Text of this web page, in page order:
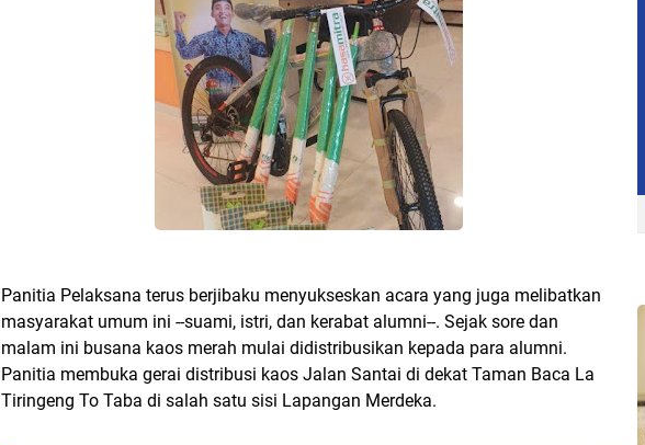
Panitia Pelaksana terus berjibaku menyukseskan acara yang juga melibatkan
masyarakat umum ini --suami, istri, dan kerabat alumni--. Sejak sore dan
malam ini busana kaos merah mulai didistribusikan kepada para alumni.
Panitia membuka gerai distribusi kaos Jalan Santai di dekat Taman Baca La
Tiringeng To Taba di salah satu sisi Lapangan Merdeka.